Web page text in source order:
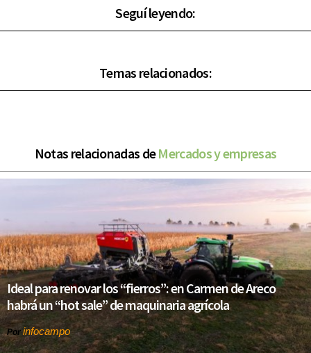
Seguí leyendo:
Temas relacionados:
Notas relacionadas deMercados y empresas
Ideal para renovar los “fierros”: en Carmen de Areco
habrá un “hot sale” de maquinaria agrícola
Por infocampo